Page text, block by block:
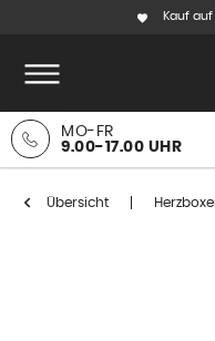
Kauf
MO-FR
9.00-17.00 UHR
Übersicht